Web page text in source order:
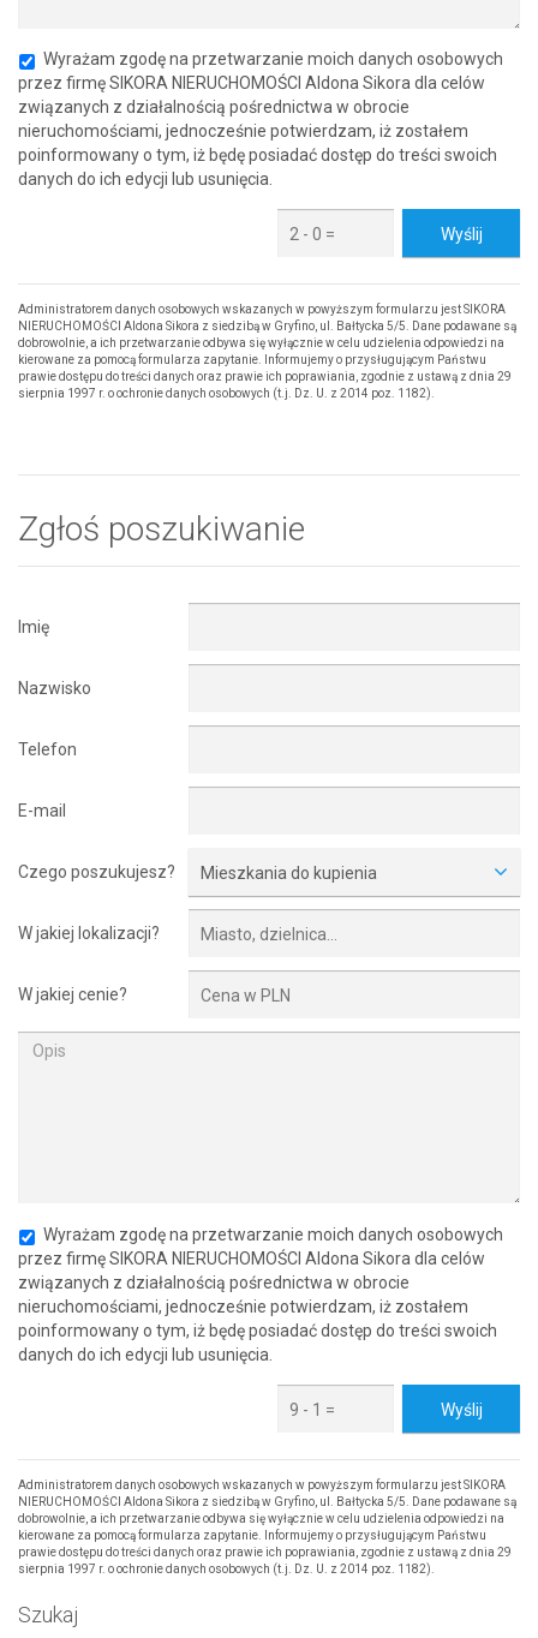
Wyrażam zgodę na przetwarzanie moich danych osobowych
przez firmę SIKORA NIERUCHOMOŚCI Aldona Sikora dla celów
związanych z działalnością pośrednictwa w obrocie
nieruchomościami, jednocześnie potwierdzam, iż zostałem
poinformowany o tym, iż będę posiadać dostęp do treści swoich
danych do ich edycji lub usunięcia.
Administratorem danych osobowych wskazanych w powyższym formularzu jest SIKORA
NIERUCHOMOŚCI Aldona Sikora z siedzibą w Gryfino, ul. Bałtycka 5/5. Dane podawane są
dobrowolnie, a ich przetwarzanie odbywa się wyłącznie w celu udzielenia odpowiedzi na
kierowane za pomocą formularza zapytanie. Informujemy o przysługującym Państwu
prawie dostępu do treści danych oraz prawie ich poprawiania, zgodnie z ustawą z dnia 29
sierpnia 1997 r. o ochronie danych osobowych (t.j. Dz. U. z 2014 poz. 1182).
Zgłoś poszukiwanie
Imię
Nazwisko
Telefon
E-mail
Czego poszukujesz? Mieszkania do kupienia
W jakiej lokalizacji?
W jakiej cenie?
Wyrażam zgodę na przetwarzanie moich danych osobowych
przez firmę SIKORA NIERUCHOMOŚCI Aldona Sikora dla celów
związanych z działalnością pośrednictwa w obrocie
nieruchomościami, jednocześnie potwierdzam, iż zostałem
poinformowany o tym, iż będę posiadać dostęp do treści swoich
danych do ich edycji lub usunięcia.
Administratorem danych osobowych wskazanych w powyższym formularzu jest SIKORA
NIERUCHOMOŚCI Aldona Sikora z siedzibą w Gryfino, ul. Bałtycka 5/5. Dane podawane są
dobrowolnie, a ich przetwarzanie odbywa się wyłącznie w celu udzielenia odpowiedzi na
kierowane za pomocą formularza zapytanie. Informujemy o przysługującym Państwu
prawie dostępu do treści danych oraz prawie ich poprawiania, zgodnie z ustawą z dnia 29
sierpnia 1997 r. o ochronie danych osobowych (t.j. Dz. U. z 2014 poz. 1182).
Szukaj